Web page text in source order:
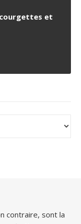
et
contraire, sont la